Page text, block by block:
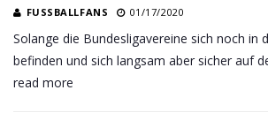
FUSSBALLFANS 01/17/2020
Solange die Bundesligavereine sich noch in
befinden und sich langsam aber sicher auf
read more